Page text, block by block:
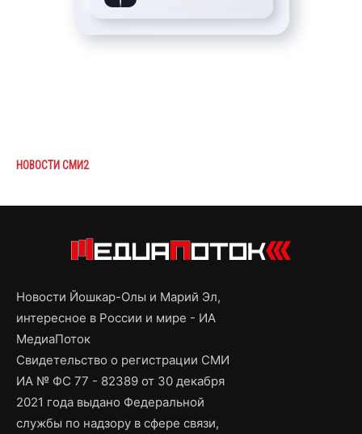
НОВОСТИ СМИ2
Новости Йошкар-Олы и Марий Эл,
интересное в России и мире - ИА
МедиаПоток
Свидетельство о регистрации СМИ
ИА № ФС 77 - 82389 от 30 декабря
2021 года выдано Федеральной
службы по надзору в сфере связи,